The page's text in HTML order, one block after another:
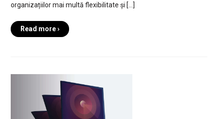
organizațiilor mai multă flexibilitate și […]
Read more ›